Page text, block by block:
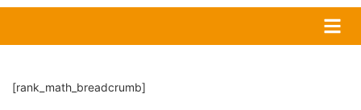
[rank_math_breadcrumb]